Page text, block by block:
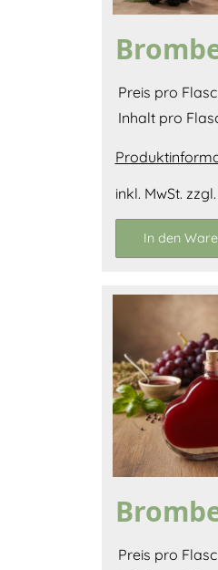
Preis pro
Inhalt pro
inkl. MwSt. zzgl.
In den
Preis pro